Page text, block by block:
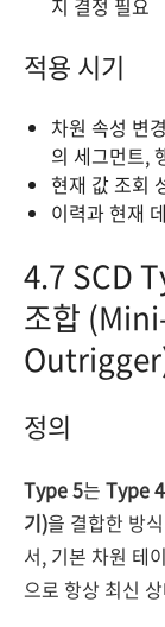
지 결정 필요
적용 시기
차원 속성 변
의 세그먼트,
현재 값 조회
이력과 현재
4.7 SCD
조합
정의
Type 5는 Type
기)을 결합한 방
서, 기본 차원 테
으로 항상 최신